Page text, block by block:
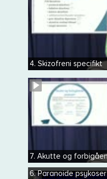
4. Skizofreni specifikt
7. Akutte og
6. Paranoide psykoser